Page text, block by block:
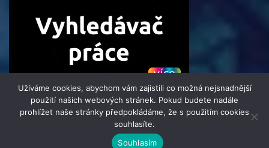
© 2016 - 2025 Informacni-Zpravodaj.cz | člen skupiny 123jobs
Media | Všechna práva vyhrazena | Theme by
Užíváme cookies, abychom vám zajistili co možná nejsnadnější
použití našich webových stránek. Pokud budete nadále
prohlížet naše stránky předpokládáme, že s použitím cookies
souhlasíte.
Souhlasím